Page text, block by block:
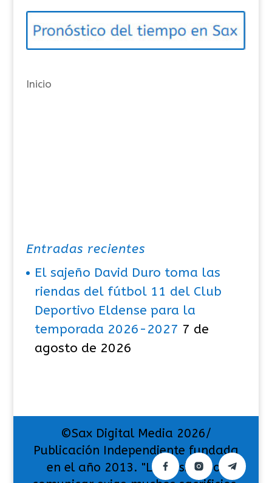
o
í
s
Inicio
Entradas recientes
El sajeño David Duro toma las
riendas del fútbol 11 del Club
Deportivo Eldense para la
temporada 2026-2027 7 de
agosto de 2026
©Sax Digital Media 2026/
Publicación Independiente fundada
en el año 2013. "La pasión por